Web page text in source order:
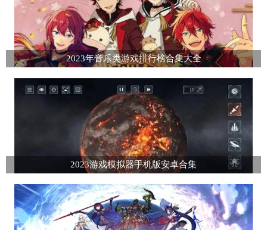
2023年音乐类游戏排行榜合集大全
2023游戏模拟器手机版安卓合集